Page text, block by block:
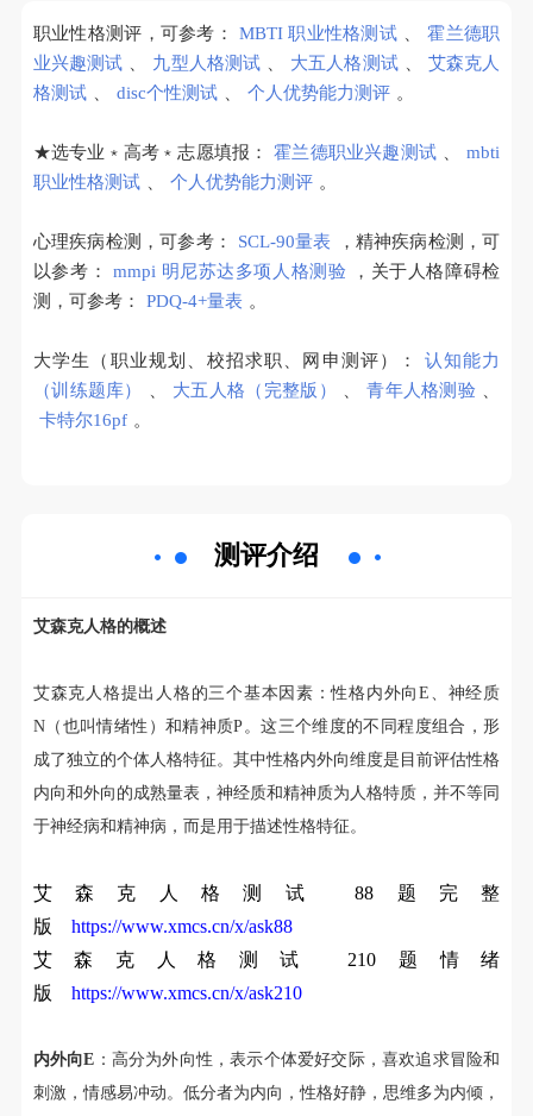
职业性格测评，可参考： MBTI 职业性格测试 、
霍兰德职
业兴趣测试 、 九型人格测试 、 大五人格测试 、
艾森克人
格测试 、 disc个性测试 、 个人优势能力测评 。
★选专业﹡高考﹡志愿填报： 霍兰德职业兴趣测试 、
mbti
职业性格测试 、 个人优势能力测评 。
心理疾病检测，可参考： SCL-90量表
，精神疾病检测，可
以参考：
mmpi 明尼苏达多项人格测验
，关于人格障碍检
测，可参考：
PDQ-4+量表 。
大学生（职业规划、校招求职、网申测评）：
认知能力
（训练题库）
、 大五人格（完整版） 、 青年人格测验 、
卡特尔16pf 。
测评介绍
艾森克人格的概述
艾森克人格提出人格的三个基本因素：性格内外向E、神经质
N（也叫情绪性）和精神质P。这三个维度的不同程度组合，形
成了独立的个体人格特征。其中性格内外向维度是目前评估性格
内向和外向的成熟量表，神经质和精神质为人格特质，并不等同
于神经病和精神病，而是用于描述性格特征。
艾森克人格测试 88题完整
版
https://www.xmcs.cn/x/ask88
艾森克人格测试 210题情绪
版
https://www.xmcs.cn/x/ask210
内外向E ：高分为外向性，表示个体爱好交际，喜欢追求冒险和
刺激，情感易冲动。低分者为内向，性格好静，思维多为内倾，